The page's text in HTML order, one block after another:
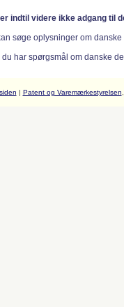
indtil videre ikke adgang til
søge oplysninger om
du har spørgsmål om danske
| Patent og Varemærkestyrelsen